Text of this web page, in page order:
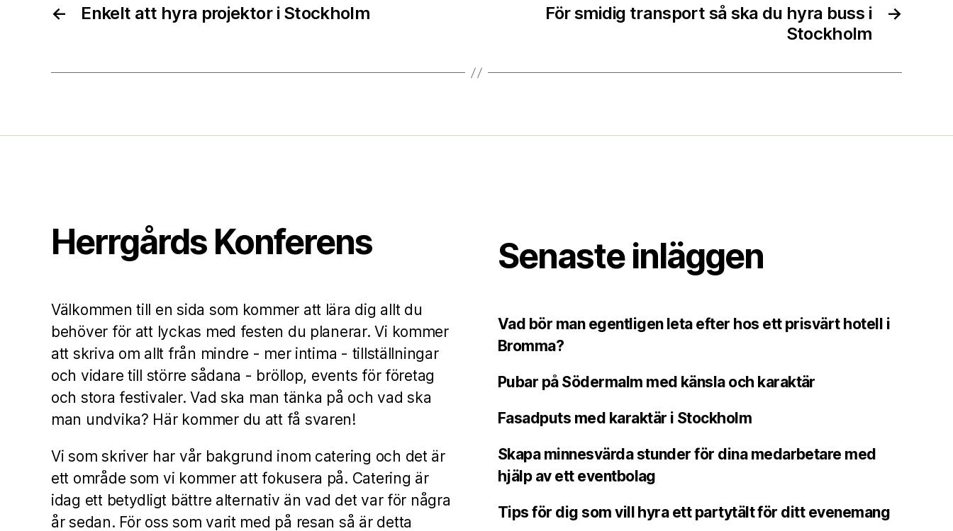
← Enkelt att hyra projektor i Stockholm →
För smidig transport så ska du hyra buss i
Stockholm
Herrgårds Konferens
Välkommen till en sida som kommer att lära dig allt du
behöver för att lyckas med festen du planerar. Vi kommer
att skriva om allt från mindre - mer intima - tillställningar
och vidare till större sådana - bröllop, events för företag
och stora festivaler. Vad ska man tänka på och vad ska
man undvika? Här kommer du att få svaren!
Vi som skriver har vår bakgrund inom catering och det är
ett område som vi kommer att fokusera på. Catering är
idag ett betydligt bättre alternativ än vad det var för några
år sedan. För oss som varit med på resan så är detta
Senaste inläggen
Vad bör man egentligen leta efter hos ett prisvärt hotell i
Bromma?
Pubar på Södermalm med känsla och karaktär
Fasadputs med karaktär i Stockholm
Skapa minnesvärda stunder för dina medarbetare med
hjälp av ett eventbolag
Tips för dig som vill hyra ett partytält för ditt evenemang